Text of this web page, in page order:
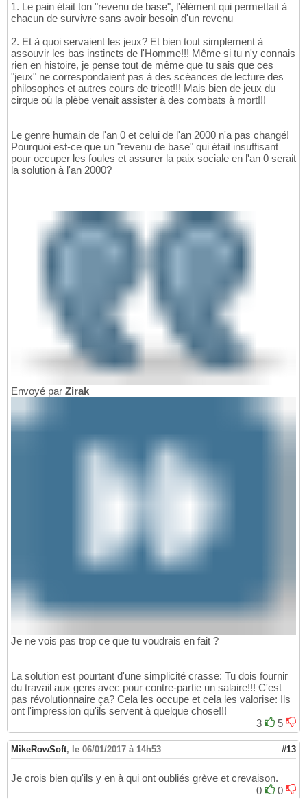
1. Le pain était ton "revenu de base", l'élément qui permettait à
chacun de survivre sans avoir besoin d'un revenu
2. Et à quoi servaient les jeux? Et bien tout simplement à
assouvir les bas instincts de l'Homme!!! Même si tu n'y connais
rien en histoire, je pense tout de même que tu sais que ces
"jeux" ne correspondaient pas à des scéances de lecture des
philosophes et autres cours de tricot!!! Mais bien de jeux du
cirque où la plèbe venait assister à des combats à mort!!!
Le genre humain de l'an 0 et celui de l'an 2000 n'a pas changé!
Pourquoi est-ce que un "revenu de base" qui était insuffisant
pour occuper les foules et assurer la paix sociale en l'an 0 serait
la solution à l'an 2000?
Envoyé par Zirak
Je ne vois pas trop ce que tu voudrais en fait ?
La solution est pourtant d'une simplicité crasse: Tu dois fournir
du travail aux gens avec pour contre-partie un salaire!!! C'est
pas révolutionnaire ça? Cela les occupe et cela les valorise: Ils
ont l'impression qu'ils servent à quelque chose!!!
3
5
MikeRowSoft, le 06/01/2017 à 14h53 #13
Je crois bien qu'ils y en à qui ont oubliés grève et crevaison.
0
0